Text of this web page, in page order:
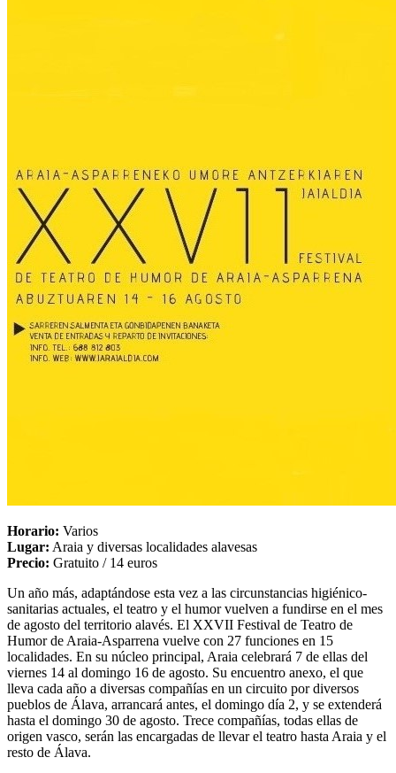
Horario: Varios
Lugar: Araia y diversas localidades alavesas
Precio: Gratuito / 14 euros
Un año más, adaptándose esta vez a las circunstancias higiénico-
sanitarias actuales, el teatro y el humor vuelven a fundirse en el mes
de agosto del territorio alavés. El XXVII Festival de Teatro de
Humor de Araia-Asparrena vuelve con 27 funciones en 15
localidades. En su núcleo principal, Araia celebrará 7 de ellas del
viernes 14 al domingo 16 de agosto. Su encuentro anexo, el que
lleva cada año a diversas compañías en un circuito por diversos
pueblos de Álava, arrancará antes, el domingo día 2, y se extenderá
hasta el domingo 30 de agosto. Trece compañías, todas ellas de
origen vasco, serán las encargadas de llevar el teatro hasta Araia y el
resto de Álava.